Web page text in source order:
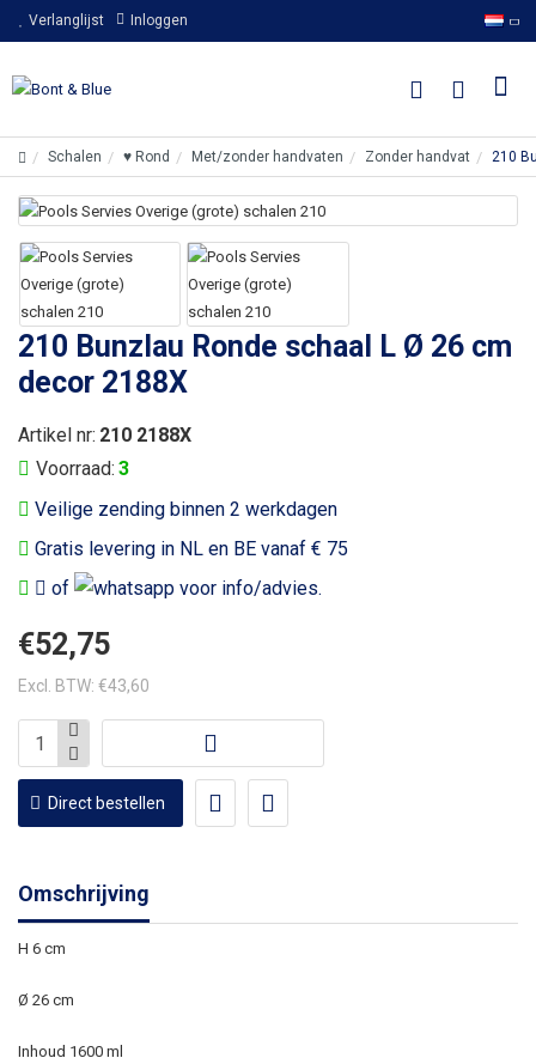
Verlanglijst Inloggen
Schalen ♥ Rond Met/zonder handvaten Zonder handvat 210
210 Bunzlau Ronde schaal L Ø 26 cm
decor 2188X
Veilige zending binnen 2 werkdagen
Gratis levering in NL en BE vanaf € 75
of
voor info/advies.
Voorraad: 3
Artikel nr: 210 2188X
€52,75
Excl. BTW: €43,60
Direct bestellen
Omschrijving
H 6 cm
Ø 26 cm
Inhoud 1600 ml